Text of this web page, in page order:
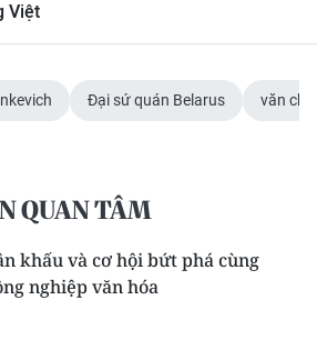
Việt
Đại sứ quán Belarus văn
QUAN TÂM
khấu và cơ hội bứt phá cùng
nghiệp văn hóa